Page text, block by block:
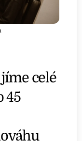
celé
45